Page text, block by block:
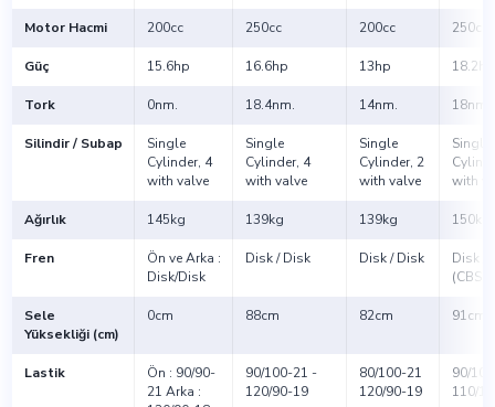
Motor Hacmi 200cc 250cc 200cc 250cc
Güç 15.6hp 16.6hp 13hp 18.2hp
Tork 0nm. 18.4nm. 14nm. 18nm.
Silindir / Subap
Single
Cylinder, 4
with valve
Single
Cylinder, 4
with valve
Single
Cylinder, 2
with valve
Single
with
Ağırlık 145kg 139kg 139kg 150kg
Fren
Ön ve Arka :
Disk/Disk
Disk / Disk Disk / Disk
Disk /
(CBS)
Sele
Yüksekliği (cm)
0cm 88cm 82cm 91cm
Lastik
Ön : 90/90-
21 Arka :
90/100-21 -
120/90-19
80/100-21
120/90-19
90/
110/